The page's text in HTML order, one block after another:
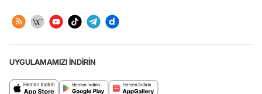
UYGULAMAMIZI İNDİRİN